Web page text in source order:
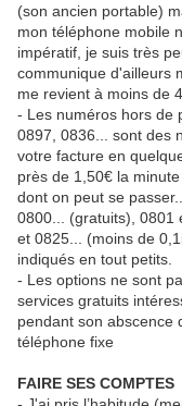
(son ancien portable)
mon téléphone mobile
impératif, je suis très
communique d'ailleurs
me revient à moins de
- Les numéros hors de
0897, 0836... sont des
votre facture en
près de 1,50€ la
dont on peut se
0800... (gratuits), 0801
et 0825... (moins de
indiqués en tout petits.
- Les options ne sont
services gratuits
pendant son abscence
téléphone fixe
FAIRE SES COMPTES